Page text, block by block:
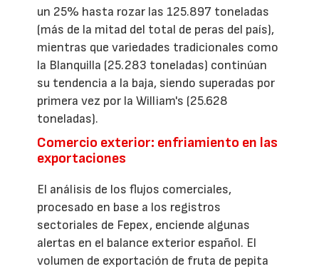
un 25% hasta rozar las 125.897 toneladas
(más de la mitad del total de peras del país),
mientras que variedades tradicionales como
la Blanquilla (25.283 toneladas) continúan
su tendencia a la baja, siendo superadas por
primera vez por la William's (25.628
toneladas).
Comercio exterior: enfriamiento en las
exportaciones
El análisis de los flujos comerciales,
procesado en base a los registros
sectoriales de Fepex, enciende algunas
alertas en el balance exterior español. El
volumen de exportación de fruta de pepita